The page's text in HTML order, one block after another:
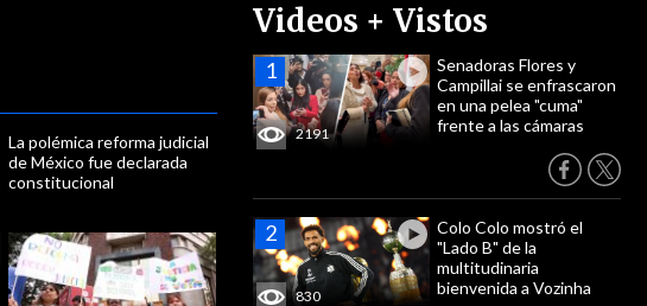
Videos + Vistos
2191
Senadoras Flores y
Campillai se enfrascaron
en una pelea "cuma"
frente a las cámaras
830
Colo Colo mostró el
"Lado B" de la
multitudinaria
bienvenida a Vozinha
La polémica reforma judicial
de México fue declarada
constitucional